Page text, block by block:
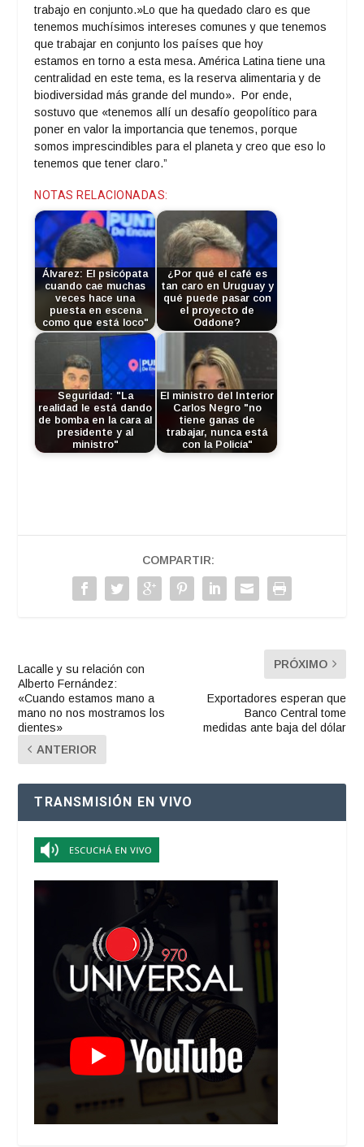
trabajo en conjunto.»Lo que ha quedado claro es que
tenemos muchísimos intereses comunes y que tenemos
que trabajar en conjunto los países que hoy
estamos en torno a esta mesa. América Latina tiene una
centralidad en este tema, es la reserva alimentaria y de
biodiversidad más grande del mundo». Por ende,
sostuvo que «tenemos allí un desafío geopolítico para
poner en valor la importancia que tenemos, porque
somos imprescindibles para el planeta y creo que eso lo
tenemos que tener claro.”
NOTAS RELACIONADAS:
Álvarez: El psicópata
cuando cae muchas
veces hace una
puesta en escena
como que está loco"
¿Por qué el café es
tan caro en Uruguay y
qué puede pasar con
el proyecto de
Oddone?
Seguridad: "La
realidad le está dando
de bomba en la cara al
presidente y al
ministro"
El ministro del Interior
Carlos Negro "no
tiene ganas de
trabajar, nunca está
con la Policía"
COMPARTIR:
Lacalle y su relación con
Alberto Fernández:
«Cuando estamos mano a
mano no nos mostramos los
dientes»
ANTERIOR
PRÓXIMO
Exportadores esperan que
Banco Central tome
medidas ante baja del dólar
TRANSMISIÓN EN VIVO